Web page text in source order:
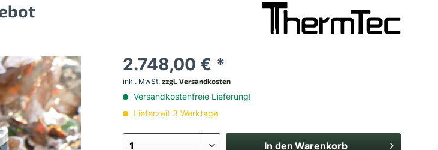
2.748,00 € *
inkl. MwSt.zzgl. Versandkosten
Versandkostenfreie Lieferung!
Lieferzeit 3 Werktage
In den Warenkorb